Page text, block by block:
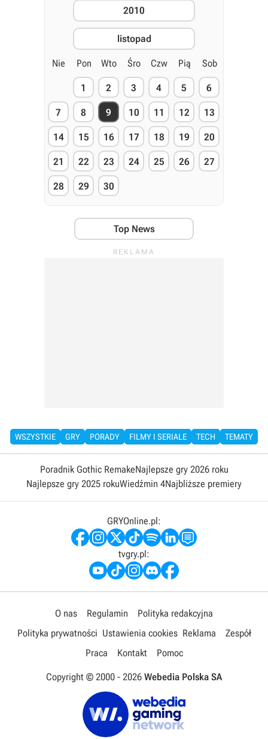
2010
listopad
Nie Pon Wto Śro Czw Pią Sob
1 2 3 4 5 6
7 8 9 10 11 12 13
14 15 16 17 18 19 20
21 22 23 24 25 26 27
28 29 30
Top News
WSZYSTKIE GRY PORADY FILMY I SERIALE TECH TEMATY
Poradnik Gothic RemakeNajlepsze gry 2026 roku
Najlepsze gry 2025 rokuWiedźmin 4Najbliższe premiery
GRYOnline.pl:
tvgry.pl:
O nas Regulamin
Polityka redakcyjna
Polityka prywatności Ustawienia cookies Reklama
Zespół
Praca
Kontakt Pomoc
Copyright © 2000 - 2026 Webedia Polska SA